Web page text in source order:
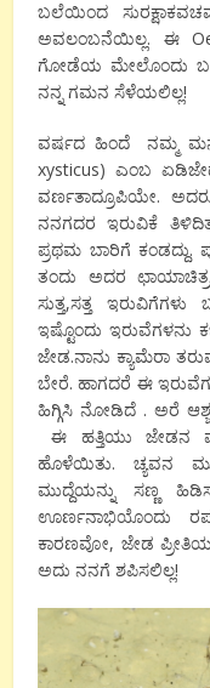
ಬಲೆಯಿಂದ
ಅವಲಂಬನೆಯಿಲ್ಲ. ಈ
ಗೋಡೆಯ ಮೇಲೊಂದು
ನನ್ನ ಗಮನ ಸೆಳೆಯಲಿಲ್ಲ!
ವರ್ಷದ ಹಿಂದೆ ನಮ್ಮ
xysticus) ಎಂಬ
ವರ್ಣತಾದ್ರೂಪಿಯೇ.
ನನಗದರ ಇರುವಿಕೆ
ಪ್ರಥಮ ಬಾರಿಗೆ ಕಂಡದ್ದು.
ತಂದು ಅದರ
ಸುತ್ತ,ಸತ್ತ
ಇಷ್ಟೊಂದು
ಜೇಡ.ನಾನು ಕ್ಯಾಮೆರಾ
ಬೇರೆ. ಹಾಗದರೆ ಈ
ಹಿಗ್ಗಿಸಿ ನೋಡಿದೆ . ಅರೆ
ಈ ಹತ್ತಿಯು ಜೇಡನ
ಹೊಳೆಯಿತು. ಚ್ಯವನ
ಮುದ್ದೆಯನ್ನು ಸಣ್ಣ
ಊರ್ಣನಾಭಿಯೊಂದು
ಕಾರಣವೋ, ಜೇಡ
ಅದು ನನಗೆ ಶಪಿಸಲಿಲ್ಲ!